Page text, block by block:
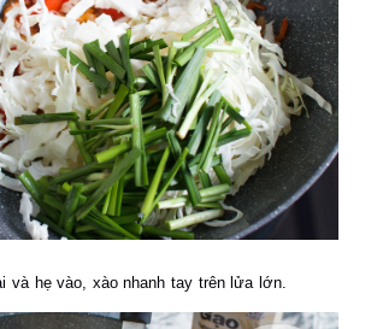
và hẹ vào, xào nhanh tay trên lửa lớn.